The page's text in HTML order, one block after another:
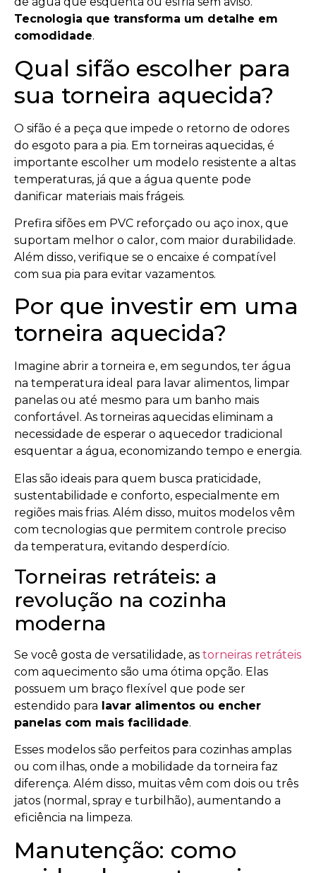
Tecnologia que transforma um detalhe em
comodidade.
Qual sifão escolher para
sua torneira aquecida?
O sifão é a peça que impede o retorno de odores
do esgoto para a pia. Em torneiras aquecidas, é
importante escolher um modelo resistente a altas
temperaturas, já que a água quente pode
danificar materiais mais frágeis.
Prefira sifões em PVC reforçado ou aço inox, que
suportam melhor o calor, com maior durabilidade.
Além disso, verifique se o encaixe é compatível
com sua pia para evitar vazamentos.
Por que investir em uma
torneira aquecida?
Imagine abrir a torneira e, em segundos, ter água
na temperatura ideal para lavar alimentos, limpar
panelas ou até mesmo para um banho mais
confortável. As torneiras aquecidas eliminam a
necessidade de esperar o aquecedor tradicional
esquentar a água, economizando tempo e energia.
Elas são ideais para quem busca praticidade,
sustentabilidade e conforto, especialmente em
regiões mais frias. Além disso, muitos modelos vêm
com tecnologias que permitem controle preciso
da temperatura, evitando desperdício.
Torneiras retráteis: a
revolução na cozinha
moderna
Se você gosta de versatilidade, as torneiras retráteis
com aquecimento são uma ótima opção. Elas
possuem um braço flexível que pode ser
estendido para lavar alimentos ou encher
panelas com mais facilidade.
Esses modelos são perfeitos para cozinhas amplas
ou com ilhas, onde a mobilidade da torneira faz
diferença. Além disso, muitas vêm com dois ou três
jatos (normal, spray e turbilhão), aumentando a
eficiência na limpeza.
Manutenção: como